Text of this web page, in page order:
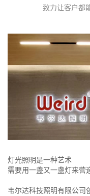
致力让客户都
灯光照明是一种艺术
需要用一盏又一盏灯来营
韦尔达科技照明有限公司